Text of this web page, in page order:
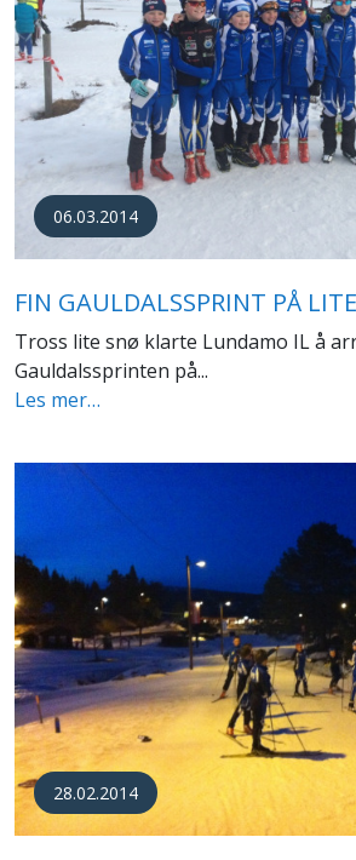
06.03.2014
FIN GAULDALSSPRINT PÅ
Tross lite snø klarte Lundamo IL å
Gauldalssprinten på...
Les mer…
28.02.2014